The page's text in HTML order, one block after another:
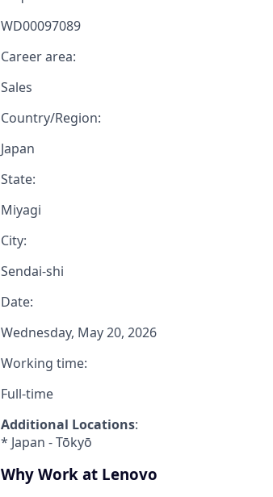
WD00097089
Career area:
Sales
Country/Region:
Japan
State:
Miyagi
City:
Sendai-shi
Date:
Wednesday, May 20, 2026
Working time:
Full-time
Additional Locations:
* Japan - Tōkyō
Why Work at Lenovo